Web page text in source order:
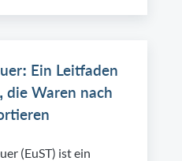
Ein Leitfaden
Waren nach
(EuST) ist ein